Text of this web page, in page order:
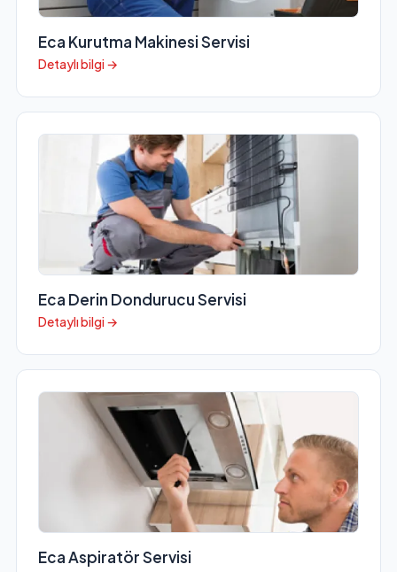
Eca Kurutma Makinesi Servisi
Detaylı bilgi →
Eca Derin Dondurucu Servisi
Detaylı bilgi →
Eca Aspiratör Servisi